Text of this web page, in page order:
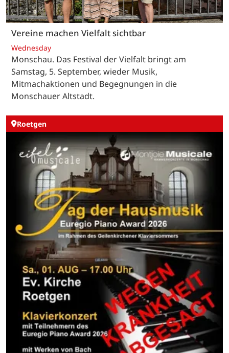
Vereine machen Vielfalt sichtbar
Wednesday
Monschau. Das Festival der Vielfalt bringt am
Samstag, 5. September, wieder Musik,
Mitmachaktionen und Begegnungen in die
Monschauer Altstadt.
Roetgen